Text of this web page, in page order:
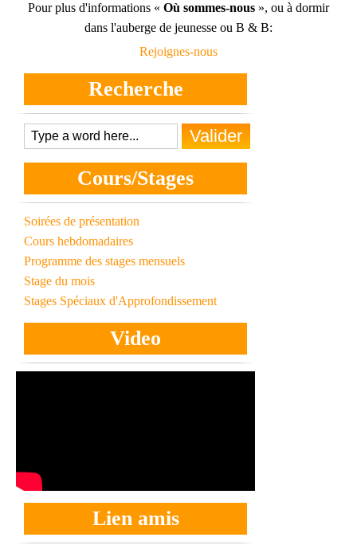
Pour plus d'informations « Où sommes-nous », ou à dormir
dans l'auberge de jeunesse ou B & B:
Rejoignes-nous
Recherche
Cours/Stages
Soirées de présentation
Cours hebdomadaires
Programme des stages mensuels
Stage du mois
Stages Spéciaux d'Approfondissement
Video
Lien amis